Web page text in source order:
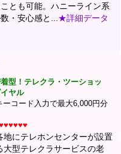
とも可能。ハニーライン系
・安心感と... ★詳細データ
型！テレクラ・ツーショッ
イヤル
ーコード入力で最大6,000円分
地にテレホンセンターが設置
大型テレクラサービスの老